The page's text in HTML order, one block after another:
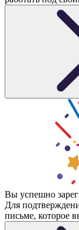
Вы успешно
Для
письме, которое